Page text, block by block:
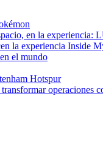
en la experiencia:
la experiencia Inside
el mundo
Hotspur
operaciones